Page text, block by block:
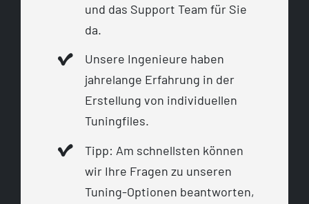
und das Support Team für Sie
da.
Unsere Ingenieure haben
jahrelange Erfahrung in der
Erstellung von individuellen
Tuningfiles.
Tipp: Am schnellsten können
wir Ihre Fragen zu unseren
Tuning-Optionen beantworten,